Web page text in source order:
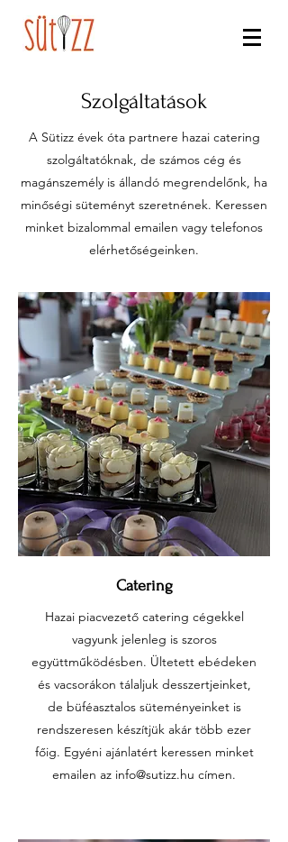
Szolgáltatások
A Sütizz évek óta partnere hazai catering
szolgáltatóknak, de számos cég és
magánszemély is állandó megrendelőnk, ha
minőségi süteményt szeretnének. Keressen
minket bizalommal emailen vagy telefonos
elérhetőségeinken.
Catering
Hazai piacvezető catering cégekkel
vagyunk jelenleg is szoros
együttműködésben. Ültetett ebédeken
és vacsorákon tálaljuk desszertjeinket,
de büféasztalos süteményeinket is
rendszeresen készítjük akár több ezer
főig. Egyéni ajánlatért keressen minket
emailen az info@sutizz.hu címen.